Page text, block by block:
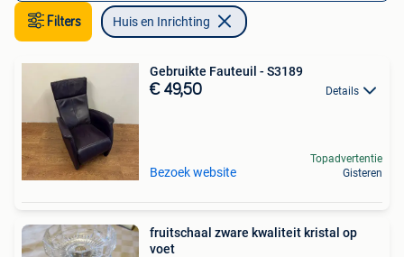
Filters Huis en Inrichting
Gebruikte Fauteuil - S3189
€ 49,50 Details
Bezoek website
Topadvertentie
Gisteren
fruitschaal zware kwaliteit kristal op
voet